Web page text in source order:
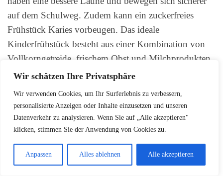
Wir schätzen Ihre Privatsphäre
Wir verwenden Cookies, um Ihr Surferlebnis zu verbessern,
personalisierte Anzeigen oder Inhalte einzusetzen und unseren
Datenverkehr zu analysieren. Wenn Sie auf „Alle akzeptieren"
klicken, stimmen Sie der Anwendung von Cookies zu.
Anpassen Alles ablehnen Alle akzeptieren
auf dem Schulweg. Zudem kann ein zuckerfreies
Frühstück Karies vorbeugen. Das ideale
Kinderfrühstück besteht aus einer Kombination von
Vollkorngetreide, frischem Obst und Milchprodukten.
manchmal auch eine Banane oder ein Glas Milch aus.
Zusätzlich sollten Kinder regelmäßig trinken,
idealerweise Wasser, Schorle, Kräuter- oder Früchtetee.
Laut Ernährungsexperten sollten ca. 55% der Energie
eines Kinderfrühstücks aus Kohlenhydraten, 30% aus